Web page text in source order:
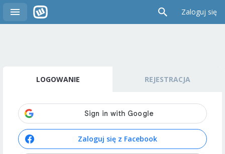
Zaloguj się
LOGOWANIE REJESTRACJA
Zaloguj się z Facebook